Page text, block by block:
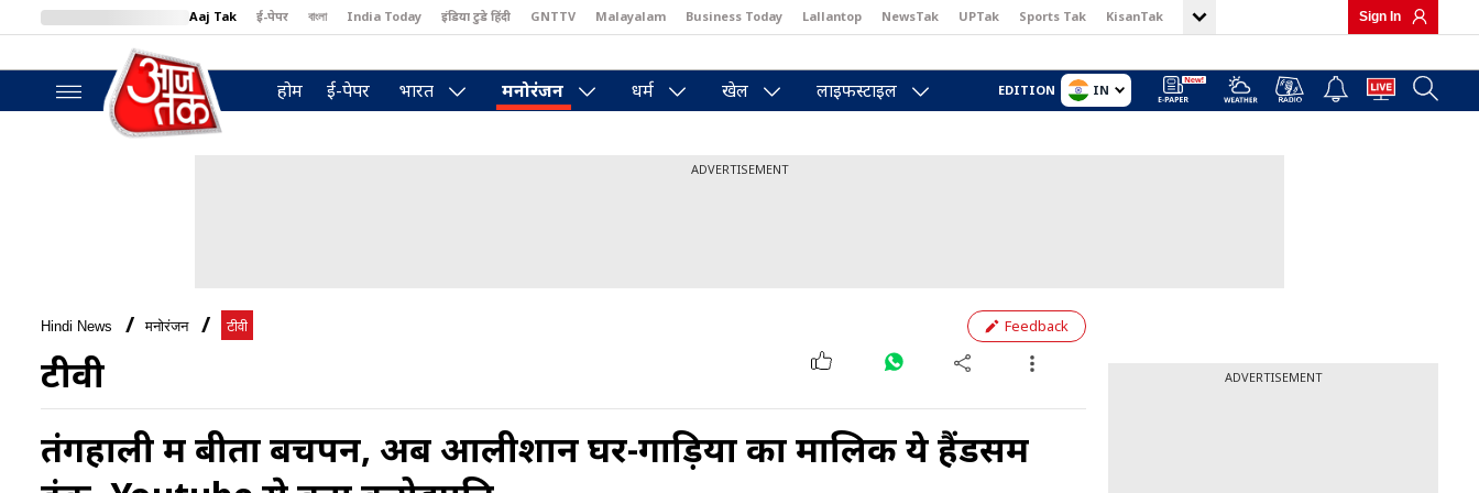
Aaj Tak ई-पेपर বাংলা India Today इंडिया टुडे हिंदी GNTTV Malayalam Business Today Lallantop NewsTak UPTak Sports Tak KisanTak
BT Bazaar
Sign In
होम ई-पेपर भारत मनोरंजन धर्म खेल लाइफस्टाइल EDITION IN
ADVERTISEMENT
Hindi News मनोरंजन टीवी Feedback
टीवी
तंगहाली में बीता बचपन, अब आलीशान घर-गाड़ियों का मालिक ये हैंडसम
ADVERTISEMENT